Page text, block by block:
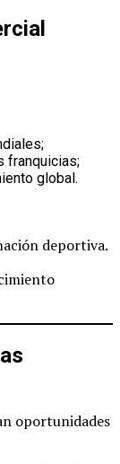
franquicias;
global.
deportiva.
oportunidades